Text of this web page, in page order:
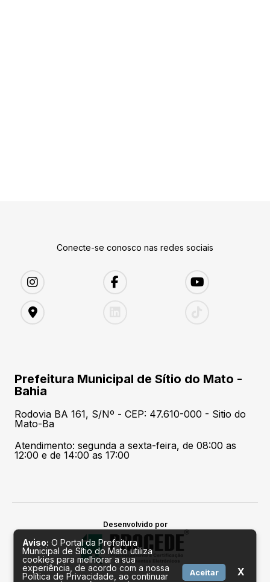
Conecte-se conosco nas redes sociais
Prefeitura Municipal de Sítio do Mato -
Bahia
Rodovia BA 161, S/Nº - CEP: 47.610-000 - Sitio do
Mato-Ba
Atendimento: segunda a sexta-feira, de 08:00 as
12:00 e de 14:00 as 17:00
Desenvolvido por
Aviso: O Portal da Prefeitura
Municipal de Sítio do Mato utiliza
cookies para melhorar a sua
experiência, de acordo com a nossa
Política de Privacidade, ao continuar
Aceitar X